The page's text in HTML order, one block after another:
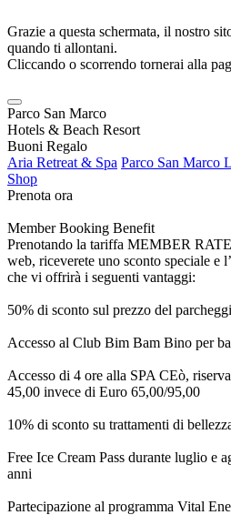
Grazie a questa schermata, il nostro
quando ti allontani.
Cliccando o scorrendo tornerai alla
Parco San Marco
Hotels & Beach Resort
Buoni Regalo
Aria Retreat & Spa Parco San Marco
Shop
Prenota ora
Member Booking Benefit
Prenotando la tariffa MEMBER
web, riceverete uno sconto speciale e
che vi offrirà i seguenti vantaggi:
50% di sconto sul prezzo del
Accesso al Club Bim Bam Bino per
Accesso di 4 ore alla SPA CEò,
45,00 invece di Euro 65,00/95,00
10% di sconto su trattamenti di
Free Ice Cream Pass durante luglio e
anni
Partecipazione al programma Vital